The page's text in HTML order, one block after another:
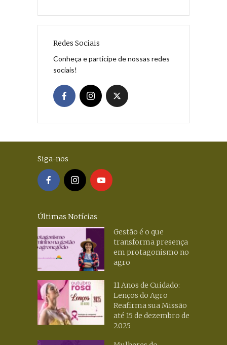
Redes Sociais
Conheça e participe de nossas redes
sociais!
Siga-nos
Últimas Notícias
Gestão é o que
transforma presença
em protagonismo no
agro
11 Anos de Cuidado:
Lenços do Agro
Reafirma sua Missão
até 15 de dezembro de
2025